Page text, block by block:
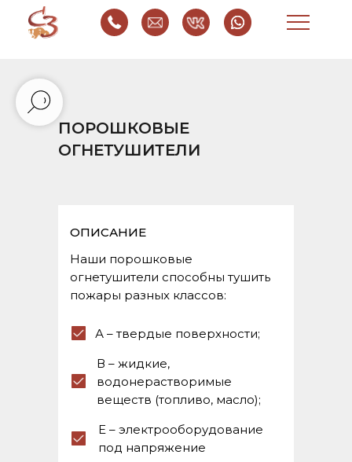
ПОРОШКОВЫЕ
ОГНЕТУШИТЕЛИ
ОПИСАНИЕ
Наши порошковые
огнетушители способны тушить
пожары разных классов:
А – твердые поверхности;
В – жидкие,
водонерастворимые
веществ (топливо, масло);
Е – электрооборудование
под напряжение